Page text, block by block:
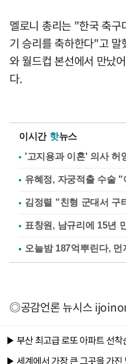
멜로니 총리는 "한국 축구
기 승리를 축하한다"고
와 월드컵 본선에서 만났
다.
이시간 핫뉴스
'고지용과 이혼' 의사 허
유혜정, 자궁적출 수술
김정렬 "친형 군대서
표창원, 남규리에 15년
◎공감언론 뉴시스